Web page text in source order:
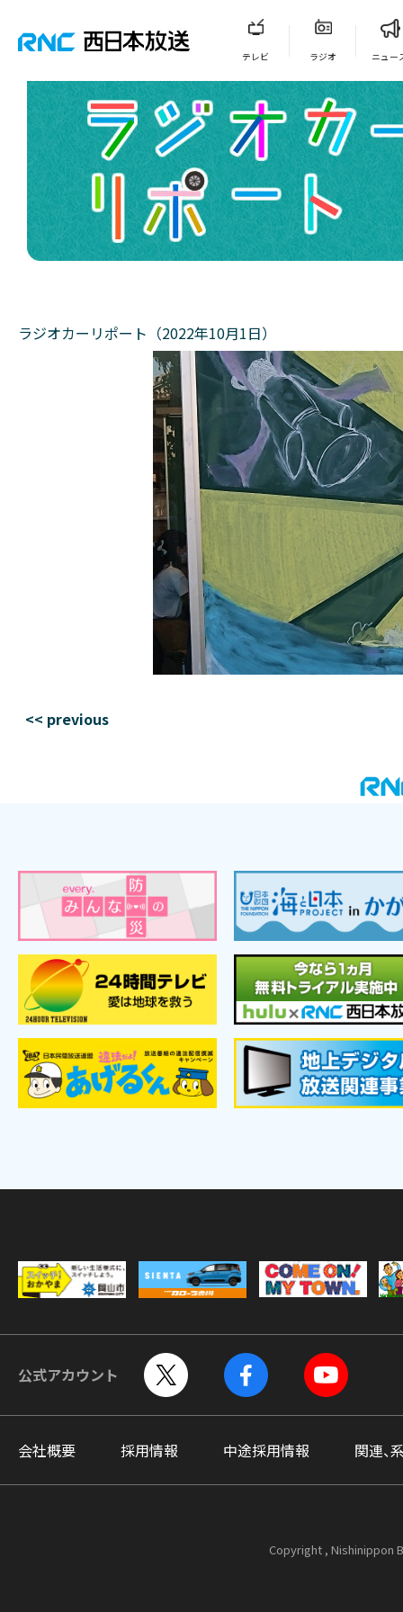
テレビ ラジオ ニュー
ラジオカーリポート（2022年10月1日）
<< previous
公式アカウント
会社概要 採用情報 中途採用情報 関連、
Copyright , Nishinippon